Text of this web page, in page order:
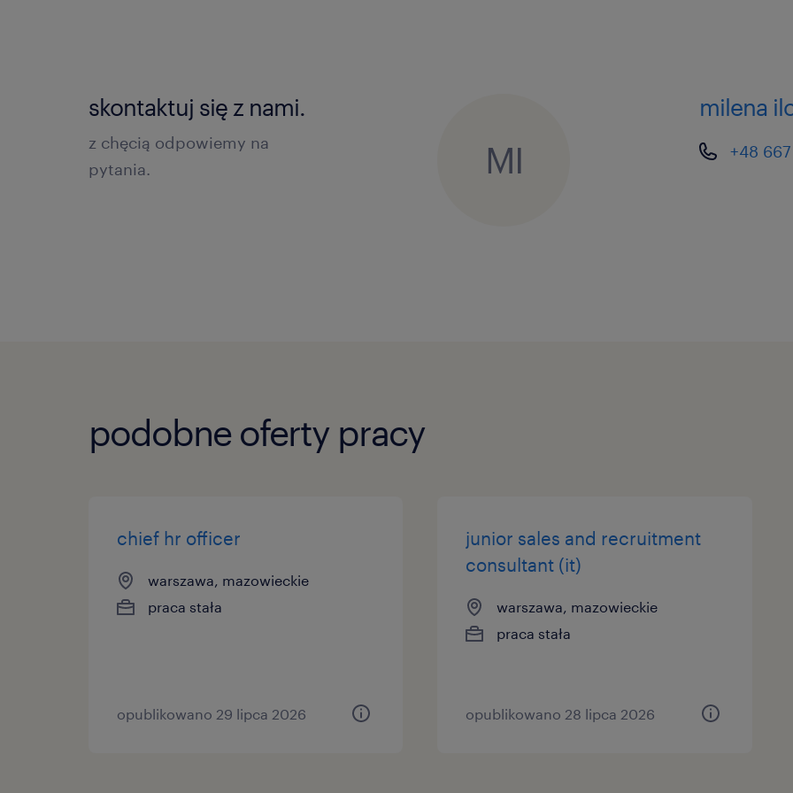
skontaktuj się z nami.
z chęcią odpowiemy na
pytania.
MI
milena
+48
podobne oferty pracy
chief hr officer
warszawa, mazowieckie
praca stała
opublikowano 29 lipca 2026
junior sales and recruitment
consultant (it)
warszawa, mazowieckie
praca stała
opublikowano 28 lipca 2026